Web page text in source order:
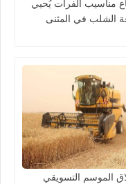
مناسيب الفرات يُحيي
الشلب في المثنى
الموسم التسويقي